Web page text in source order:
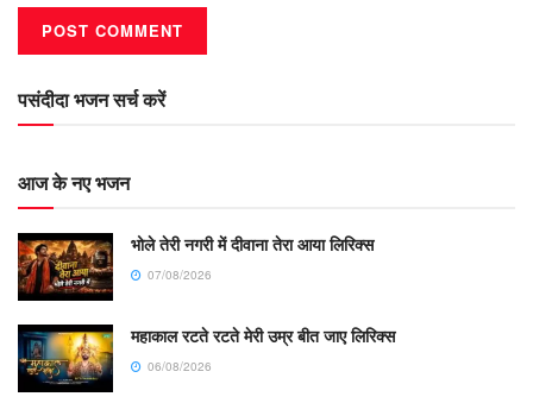
पसंदीदा भजन सर्च करें
आज के नए भजन
भोले तेरी नगरी में दीवाना तेरा आया लिरिक्स
07/08/2026
महाकाल रटते रटते मेरी उम्र बीत जाए लिरिक्स
06/08/2026